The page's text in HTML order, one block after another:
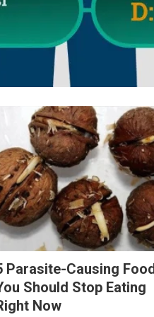
Parasite-Causing
Should Stop Eating
Now